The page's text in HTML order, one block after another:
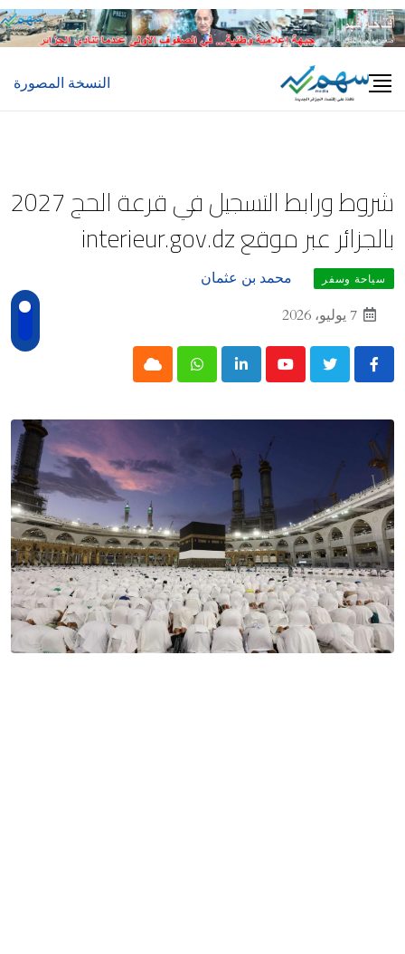
Skip
to
النسخة المصورة
شروط ورابط التسجيل في قرعة الحج 2027
بالجزائر عبر موقع interieur.gov.dz
سياحة وسفر
محمد بن عثمان
7 يوليو، 2026
Youtube
LinkedIn
Whatsapp
Cloud